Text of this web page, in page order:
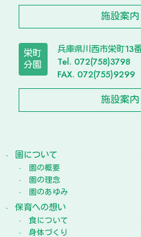
施設案内
栄町
分園
兵庫県川西市栄町13
Tel. 072(758)3798
FAX. 072(755)9299
施設案内
園について
園の概要
園の理念
園のあゆみ
保育への想い
食について
身体づくり